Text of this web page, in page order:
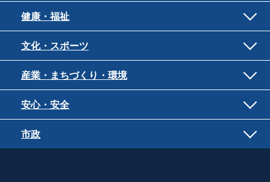
健康・福祉
文化・スポーツ
産業・まちづくり・環境
安心・安全
市政